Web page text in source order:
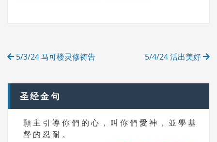
E
Post
5/3/24 马可楼灵修祷告 5/4/24 活出美好
圣经金句
願 主 引 導 你 們 的 心 ， 叫 你 們 愛 神 ， 並 學 基
督 的 忍 耐 。